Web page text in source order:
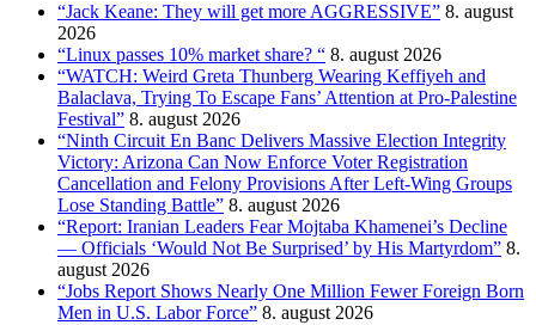
“Jack Keane: They will get more AGGRESSIVE” 8. august
2026
“Linux passes 10% market share? “ 8. august 2026
“WATCH: Weird Greta Thunberg Wearing Keffiyeh and
Balaclava, Trying To Escape Fans’ Attention at Pro-Palestine
Festival” 8. august 2026
“Ninth Circuit En Banc Delivers Massive Election Integrity
Victory: Arizona Can Now Enforce Voter Registration
Cancellation and Felony Provisions After Left-Wing Groups
Lose Standing Battle” 8. august 2026
“Report: Iranian Leaders Fear Mojtaba Khamenei’s Decline
— Officials ‘Would Not Be Surprised’ by His Martyrdom” 8.
august 2026
“Jobs Report Shows Nearly One Million Fewer Foreign Born
Men in U.S. Labor Force” 8. august 2026